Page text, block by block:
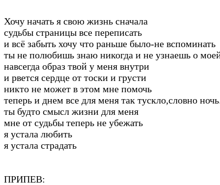
Хочу начать я свою жизнь сначала
судьбы страницы все переписать
и всё забыть хочу что раньше было-не вспоминать
ты не полюбишь знаю никогда и не узнаешь о
навсегда образ твой у меня внутри
и рвется сердце от тоски и грусти
никто не может в этом мне помочь
теперь и днем все для меня так тускло,словно
ты будто смысл жизни для меня
мне от судьбы теперь не убежать
я устала любить
я устала страдать
ПРИПЕВ: